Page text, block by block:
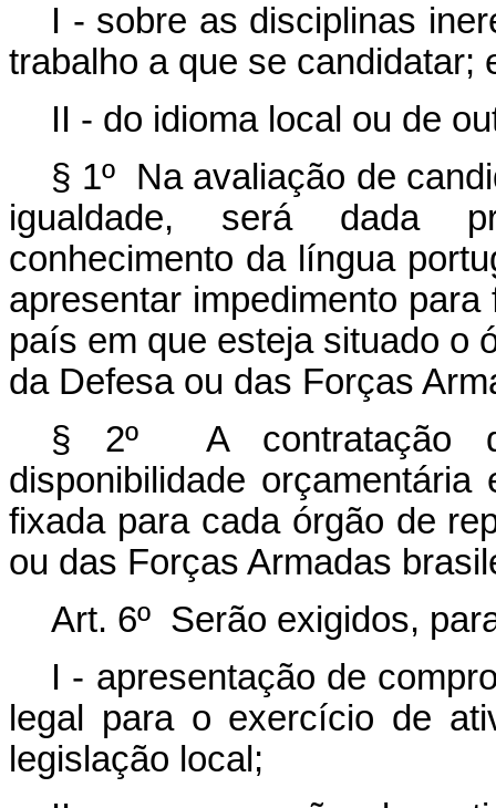
I - sobre as disciplinas
trabalho a que se candidatar;
II - do idioma local ou de
§ 1º Na avaliação de
igualdade, será dada
conhecimento da língua
apresentar impedimento
país em que esteja situado o
da Defesa ou das Forças
§ 2º A contratação
disponibilidade
fixada para cada órgão de
ou das Forças Armadas
Art. 6º Serão exigidos,
I - apresentação de
legal para o exercício de
legislação local;